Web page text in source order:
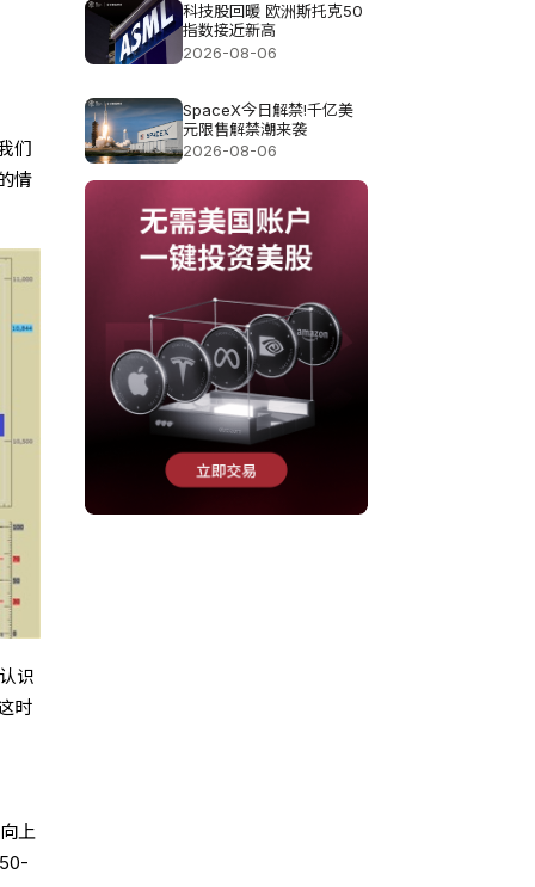
们
情
识
时
上
科技股回暖 欧洲斯托克50
指数接近新高
2026-08-06
SpaceX今日解禁!千亿美
元限售解禁潮来袭
2026-08-06